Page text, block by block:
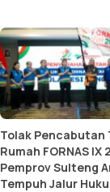
Tolak Pencabutan
Rumah FORNAS IX
Pemprov Sulteng
Tempuh Jalur